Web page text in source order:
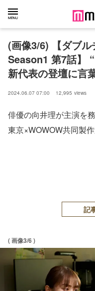
(画像3/6) 【ダブ
Season1 第7話】
新代表の登壇に言
2024.06.07 07:00 12,995 views
俳優の向井理が主演を
東京×WOWOW共同製
記
( 画像3/6 )